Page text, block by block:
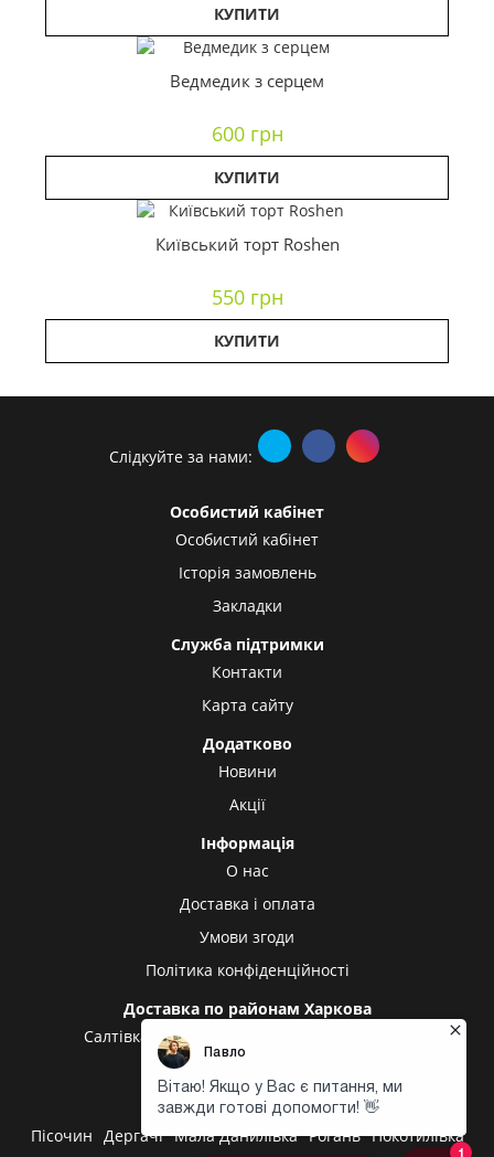
КУПИТИ
Ведмедик з серцем
600 грн
КУПИТИ
Київський торт Roshen
550 грн
КУПИТИ
Слідкуйте за нами:
Особистий кабінет
Особистий кабінет
Історія замовлень
Закладки
Служба підтримки
Контакти
Карта сайту
Додатково
Новини
Акції
Інформація
О нас
Доставка і оплата
Умови згоди
Політика конфіденційності
Доставка по районам Харкова
Салтівка
Олексіївка
Центральний ринок
Доставка в інші міста
Пісочин Дергачі Мала Данилівка Рогань Покотилівка